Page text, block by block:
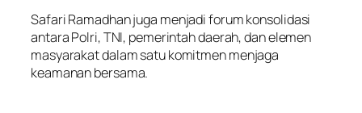
Safari Ramadhan juga menjadi forum konsolidasi
antara Polri, TNI, pemerintah daerah, dan elemen
masyarakat dalam satu komitmen menjaga
keamanan bersama.